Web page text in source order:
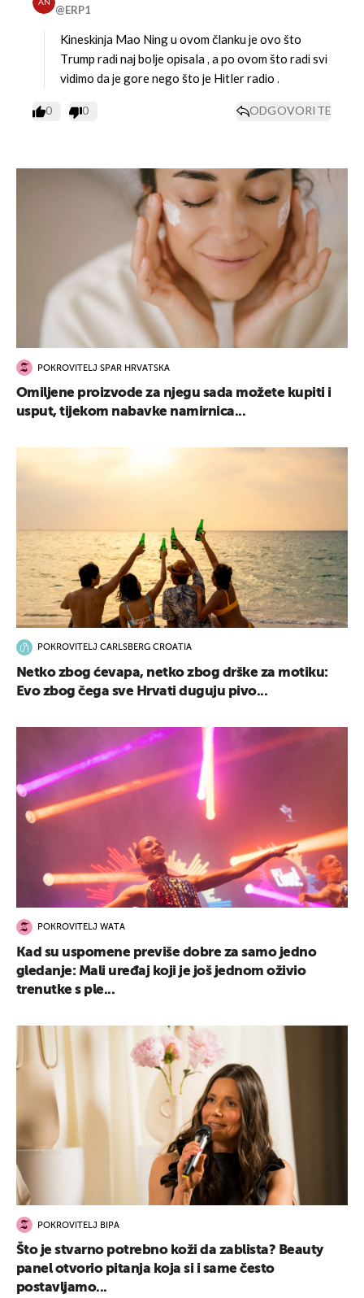
AN
@ERP1
Kineskinja Mao Ning u ovom članku je ovo što
Trump radi naj bolje opisala , a po ovom što radi svi
vidimo da je gore nego što je Hitler radio .
0 0 ODGOVORITE
POKROVITELJ SPAR HRVATSKA
Omiljene proizvode za njegu sada možete kupiti i
usput, tijekom nabavke namirnica...
POKROVITELJ CARLSBERG CROATIA
Netko zbog ćevapa, netko zbog drške za motiku:
Evo zbog čega sve Hrvati duguju pivo...
POKROVITELJ WATA
Kad su uspomene previše dobre za samo jedno
gledanje: Mali uređaj koji je još jednom oživio
trenutke s ple...
POKROVITELJ BIPA
Što je stvarno potrebno koži da zablista? Beauty
panel otvorio pitanja koja si i same često
postavljamo...
UKLJUČITE NOTIFIKACIJE